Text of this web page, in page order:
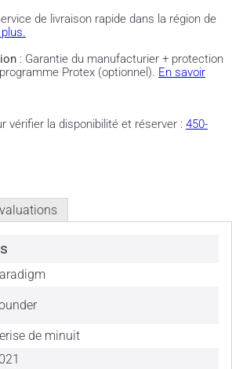
de livraison rapide dans la région de
: Garantie du manufacturier + protection
Protex (optionnel). En savoir
vérifier la disponibilité et réserver : 450-
de minuit